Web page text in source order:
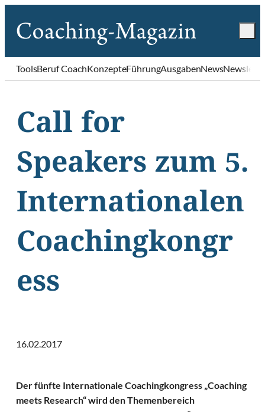
ToolsBeruf CoachKonzepteFührungAusgabenNews
Call for
Speakers zum 5.
Internationalen
Coachingkongr
ess
16.02.2017
Der fünfte Internationale Coachingkongress „Coaching
meets Research“ wird den Themenbereich